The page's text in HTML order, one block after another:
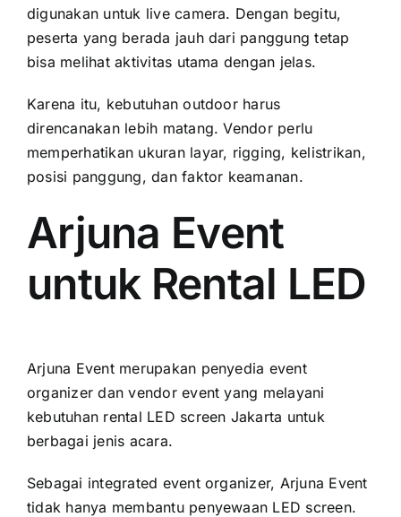
digunakan untuk live camera. Dengan begitu,
peserta yang berada jauh dari panggung tetap
bisa melihat aktivitas utama dengan jelas.
Karena itu, kebutuhan outdoor harus
direncanakan lebih matang. Vendor perlu
memperhatikan ukuran layar, rigging, kelistrikan,
posisi panggung, dan faktor keamanan.
Arjuna Event
untuk Rental LED
Arjuna Event merupakan penyedia event
organizer dan vendor event yang melayani
kebutuhan rental LED screen Jakarta untuk
berbagai jenis acara.
Sebagai integrated event organizer, Arjuna Event
tidak hanya membantu penyewaan LED screen.